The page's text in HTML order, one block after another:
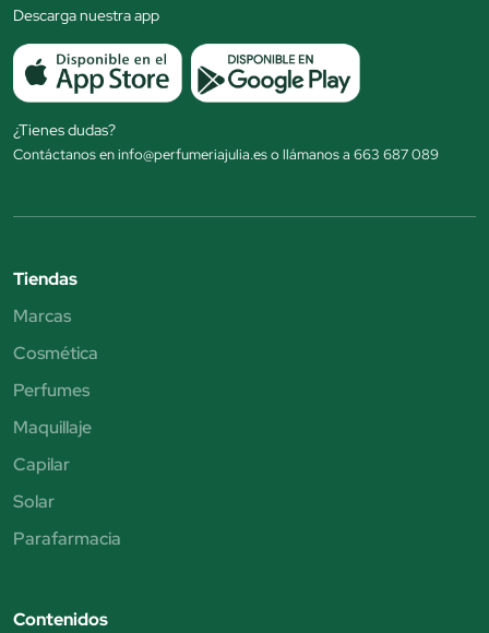
Descarga nuestra app
¿Tienes dudas?
Contáctanos en info@perfumeriajulia.es o llámanos a 663 687 089
Tiendas
Marcas
Cosmética
Perfumes
Maquillaje
Capilar
Solar
Parafarmacia
Contenidos